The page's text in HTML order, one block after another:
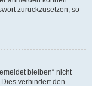
zurückzusetzen, so
bleiben“ nicht
verhindert den